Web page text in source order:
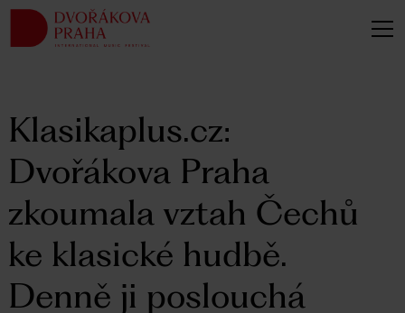
Klasikaplus.cz:
Dvořákova Praha
zkoumala vztah Čechů
ke klasické hudbě.
Denně ji poslouchá